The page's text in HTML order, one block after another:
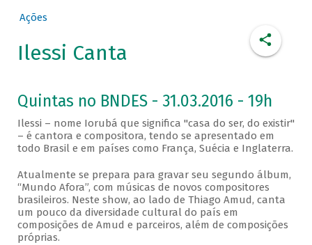
Ações
Ilessi Canta
Quintas no BNDES - 31.03.2016 - 19h
Ilessi – nome Iorubá que significa "casa do ser, do existir"
– é cantora e compositora, tendo se apresentado em
todo Brasil e em países como França, Suécia e Inglaterra.
Atualmente se prepara para gravar seu segundo álbum,
“Mundo Afora”, com músicas de novos compositores
brasileiros. Neste show, ao lado de Thiago Amud, canta
um pouco da diversidade cultural do país em
composições de Amud e parceiros, além de composições
próprias.